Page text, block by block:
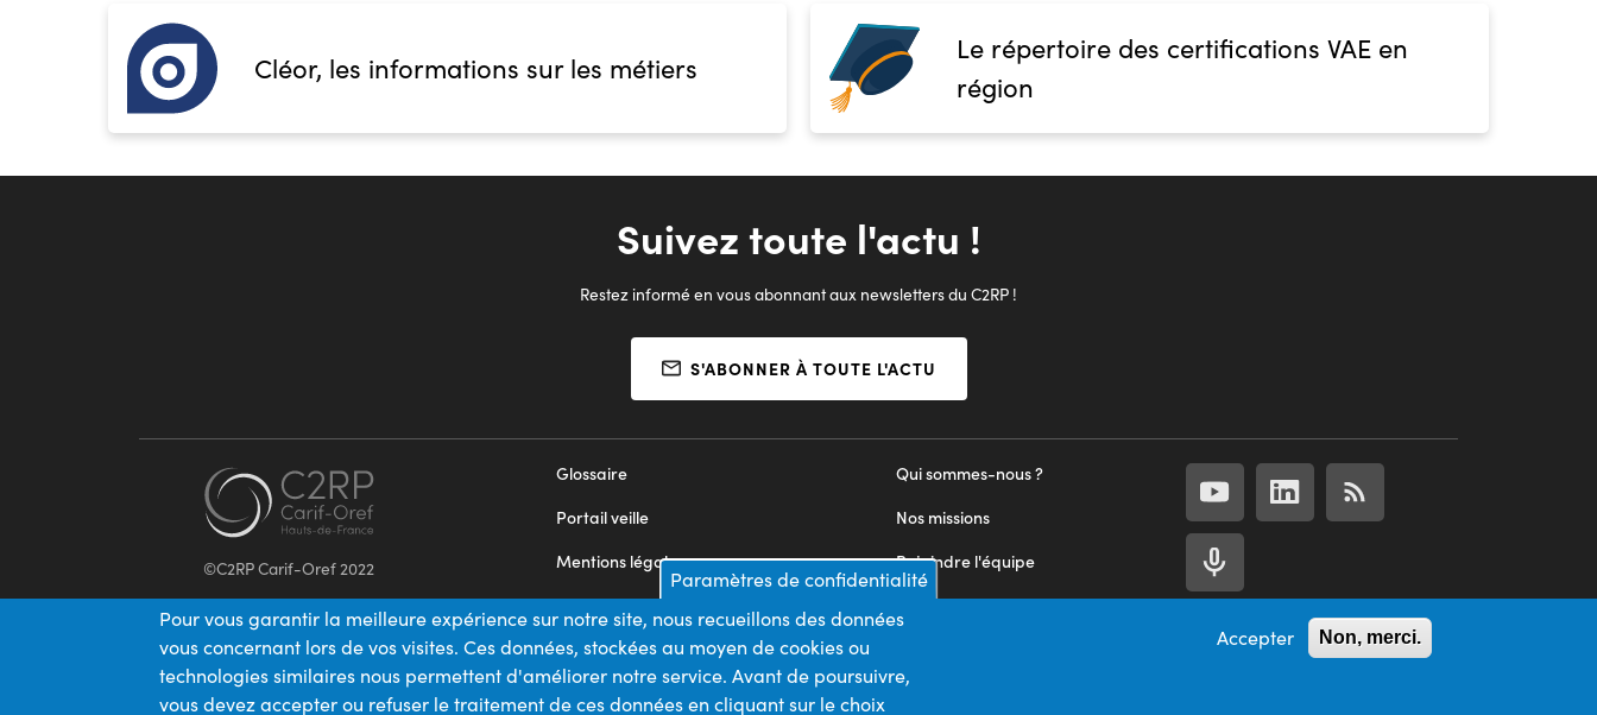
Cléor, les informations sur les métiers
Le répertoire des certifications VAE en
région
Suivez toute l'actu !
Restez informé en vous abonnant aux newsletters du C2RP !
S'ABONNER À TOUTE L'ACTU
©C2RP Carif-Oref 2022
Qui sommes-nous ?
Nos missions
Rejoindre l'équipe
Nous contacter
Glossaire
Portail veille
Mentions légales
Appels d'offres
Plan du site
Paramètres de confidentialité
Pour vous garantir la meilleure expérience sur notre site, nous recueillons des données
vous concernant lors de vos visites. Ces données, stockées au moyen de cookies ou
technologies similaires nous permettent d'améliorer notre service. Avant de poursuivre,
vous devez accepter ou refuser le traitement de ces données en cliquant sur le choix
Accepter Non, merci.